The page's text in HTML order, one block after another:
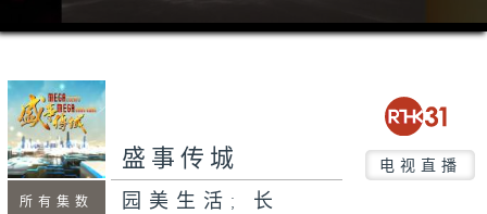
seconds
minutes,
6
seconds
所有集数
盛事传城 电视直播
园美生活; 长